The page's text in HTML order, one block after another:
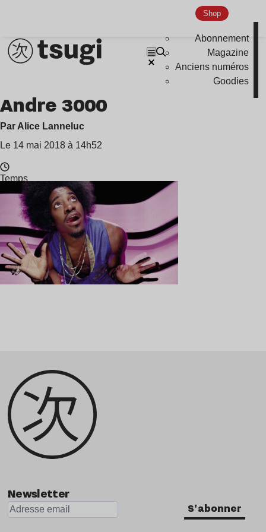
Shop
Abonnement
Magazine
Anciens numéros
Goodies
Hardcore
Global Club
Indie
Andre 3000
Par Alice Lanneluc
Le 14 mai 2018 à 14h52
Temps
de
lecture
0
min
Newsletter
S'abonner